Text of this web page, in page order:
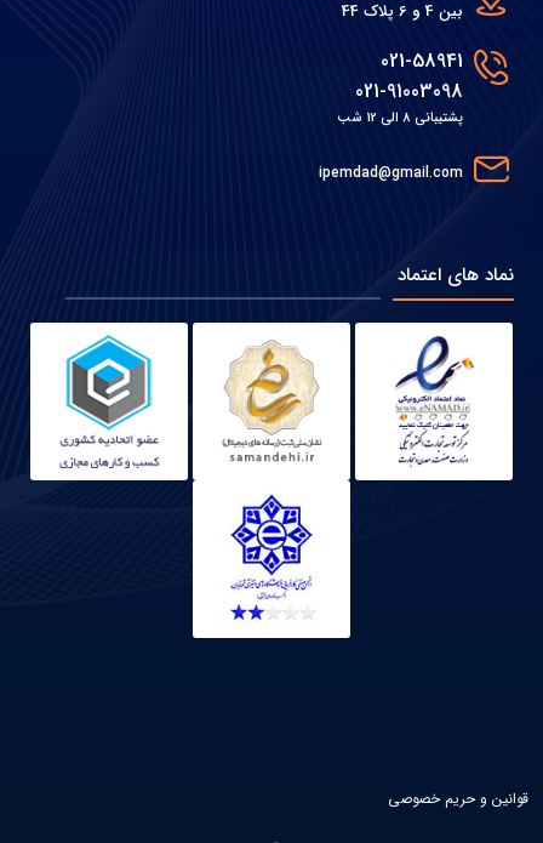
بین 4 و 6 پلاک 44
021-58941
021-91003098
پشتیبانی 8 الی 12 شب
ipemdad@gmail.com
نماد های اعتماد
قوانین و حریم خصوصی